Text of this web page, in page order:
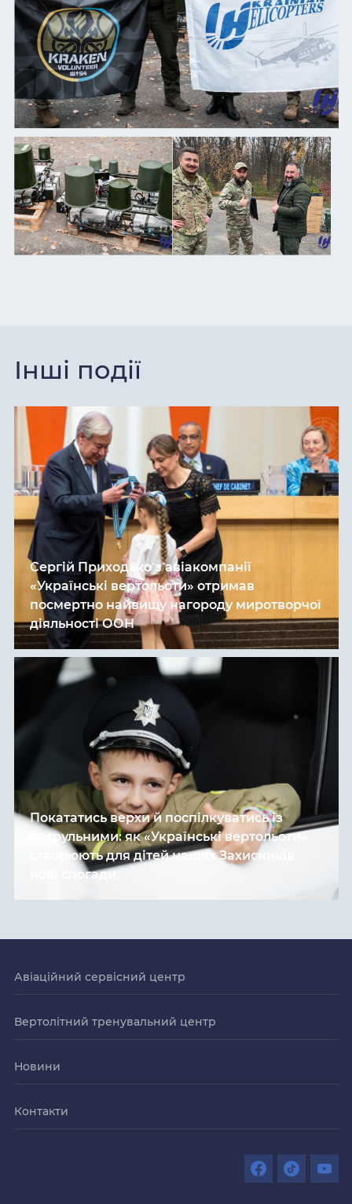
Інші події
Сергій Приходько з авіакомпанії
«Українські вертольоти» отримав
посмертно найвищу нагороду миротворчої
діяльності ООН
Покататись верхи й поспілкуватись із
патрульними: як «Українські вертольоти»
створюють для дітей наших Захисників
нові спогади
Авіаційний сервісний центр
Вертолітний тренувальний центр
Новини
Контакти